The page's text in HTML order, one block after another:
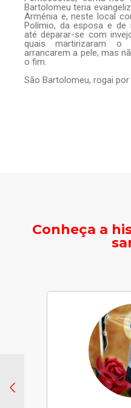
Bartolomeu teria
Armênia e, neste local
Polímio, da esposa e
até deparar-se com
quais martirizaram
arrancarem a pele, mas
o fim.
São Bartolomeu, rogai
Conheça a